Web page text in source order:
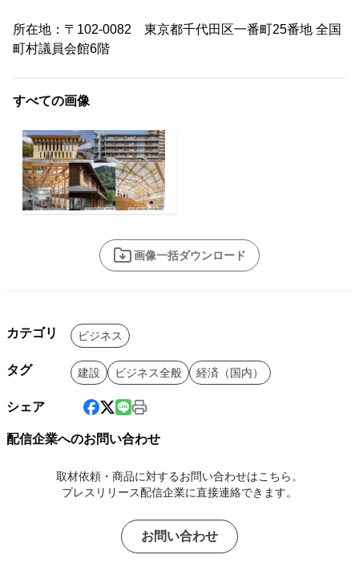
所在地：〒102-0082 東京都千代田区一番町25番地 全国
町村議員会館6階
すべての画像
画像一括ダウンロード
カテゴリ ビジネス
タグ 建設 ビジネス全般 経済（国内）
シェア
配信企業へのお問い合わせ
取材依頼・商品に対するお問い合わせはこちら。
プレスリリース配信企業に直接連絡できます。
お問い合わせ